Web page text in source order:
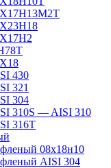
430
321
304
310S — AISI 310
316T
08х18н10
AISI 304